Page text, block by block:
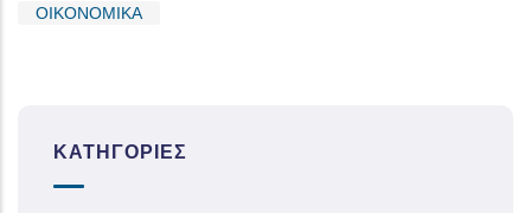
ΟΙΚΟΝΟΜΙΚΑ
ΚΑΤΗΓΟΡΊΕΣ